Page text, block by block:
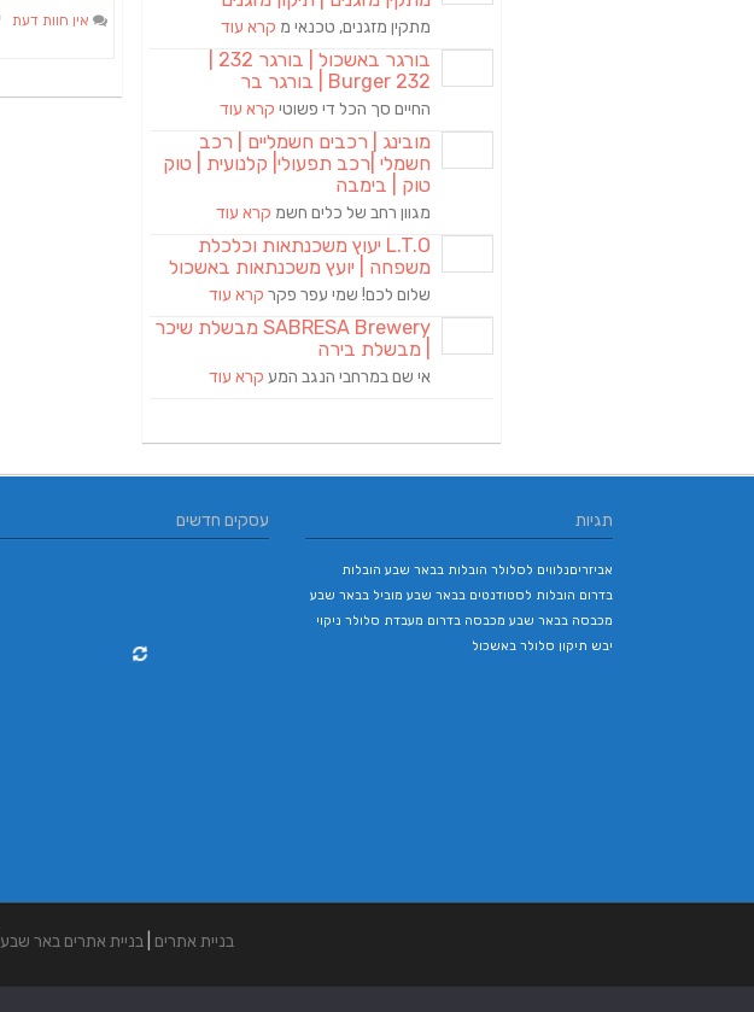
אין חוות דעת מתקין מזגנים, טכנאי מ קרא עוד
Burger 232 | בורגר בר
החיים סך הכל די פשוטי קרא עוד
מובינג | רכבים חשמליים | רכב
חשמלי |רכב תפעולי| קלנועית | טוק
טוק | בימבה
מגוון רחב של כלים חשמ קרא עוד
L.T.O יעוץ משכנתאות וכלכלת
משפחה | יועץ משכנתאות באשכול
שלום לכם! שמי עפר פקר קרא עוד
SABRESA Brewery מבשלת שיכר
| מבשלת בירה
אי שם במרחבי הנגב המע קרא עוד
עסקים חדשים תגיות
אביזריםנלווים לסלולר הובלות בבאר שבע הובלות
בדרום הובלות לסטודנטים בבאר שבע מוביל בבאר שבע
מכבסה בבאר שבע מכבסה בדרום מעבדת סלולר ניקוי
יבש תיקון סלולר באשכול
בניית אתרים בניית אתרים באר שבע